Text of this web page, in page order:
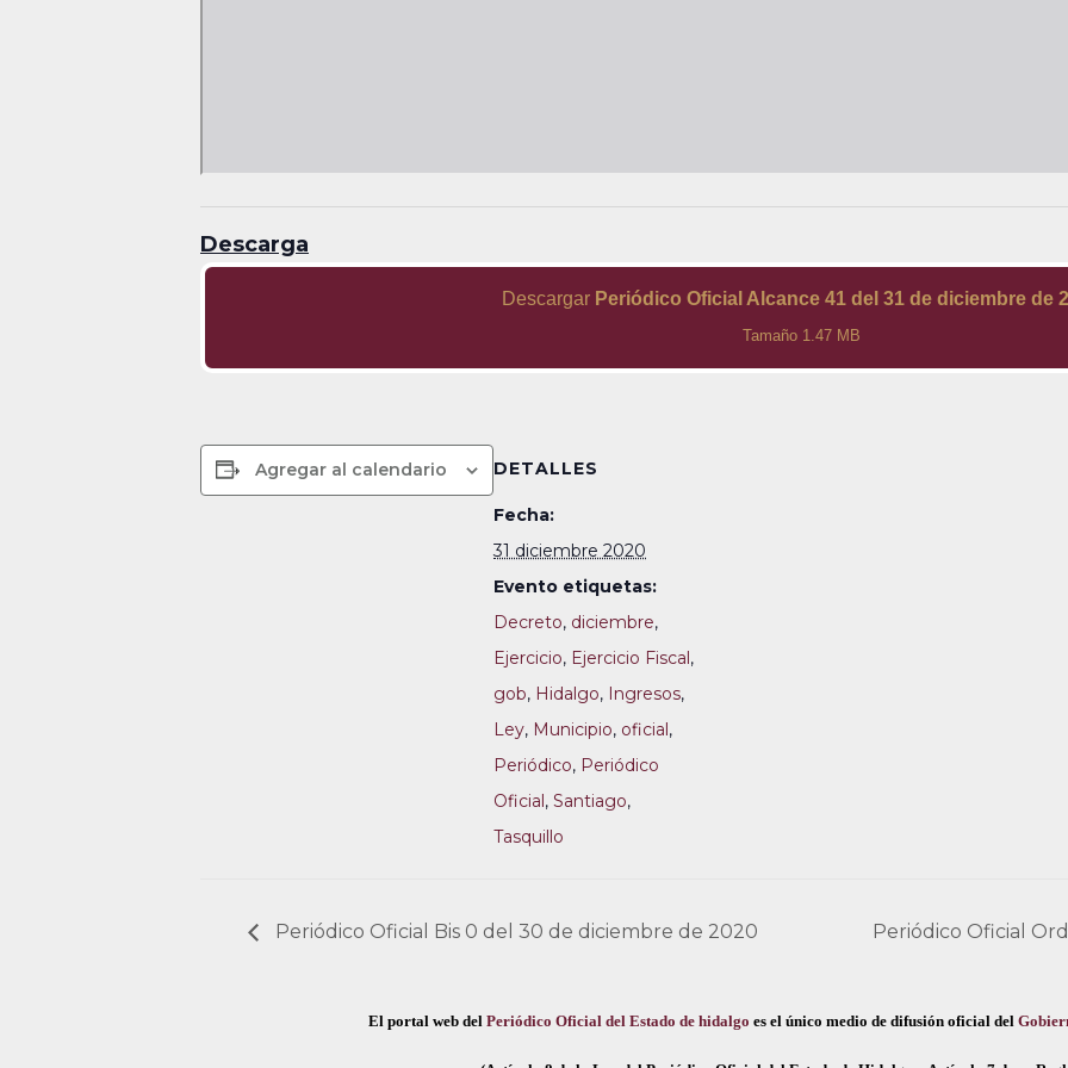
Descarga
Descargar Periódico Oficial Alcance 41 del 31 de diciembre de
Tamaño 1.47 MB
Agregar al calendario DETALLES
Fecha:
31 diciembre 2020
Evento etiquetas:
Decreto, diciembre,
Ejercicio, Ejercicio Fiscal,
gob, Hidalgo, Ingresos,
Ley, Municipio, oficial,
Periódico, Periódico
Oficial, Santiago,
Tasquillo
Periódico Oficial Bis 0 del 30 de diciembre de 2020 Periódico Oficial
El portal web del Periódico Oficial del Estado de hidalgo es el único medio de difusión oficial del